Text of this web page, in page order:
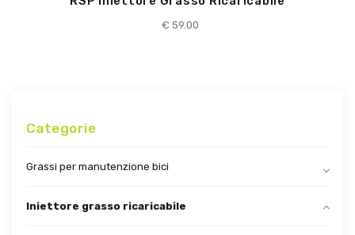
€ 59.00
Categorie
Grassi per manutenzione bici
Iniettore grasso ricaricabile